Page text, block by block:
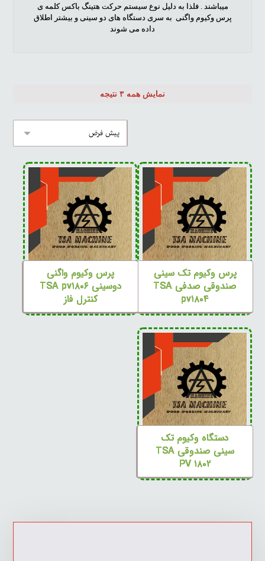
میباشند . فلذا به دلیل نوع سیستم حرکت هتینگ باکس کلمه ی
پرس وکیوم واگنی به سری دستگاه های دو سینی و بیشتر اطلاق
داده می شوند
نمایش همه ۳ نتیجه
پرس وکیوم تک سینی
صندوقی صدفی TSA
pv۱۸۰۴
پرس وکیوم واگنی
دوسینی TSA pv۱۸۰۶
کنترل فاز
دستگاه وکیوم تک
سینی صندوقی TSA
PV ۱۸۰۲